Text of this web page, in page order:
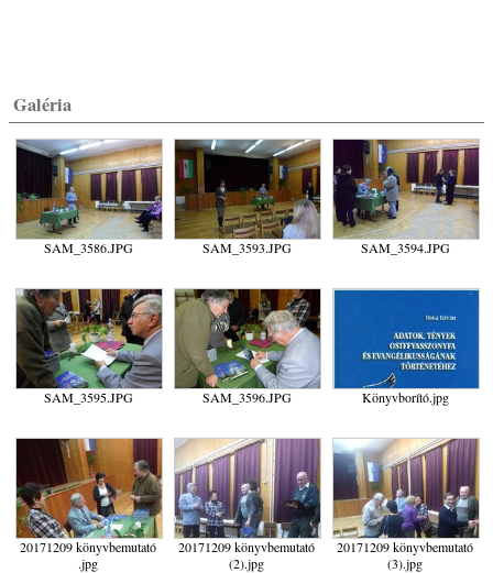
Galéria
SAM_3586.JPG SAM_3593.JPG SAM_3594.JPG
SAM_3595.JPG SAM_3596.JPG Könyvborító.jpg
20171209 könyvbemutató
.jpg
20171209 könyvbemutató
(2).jpg
20171209 könyvbemutató
(3).jpg